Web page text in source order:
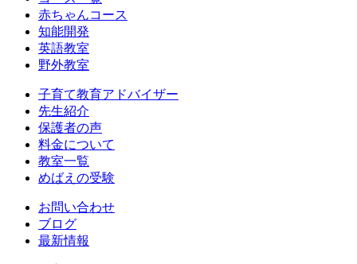
赤ちゃんコース
知能開発
英語教室
野外教室
子育て教育アドバイザー
先生紹介
保護者の声
料金について
教室一覧
めばえの受験
お問い合わせ
ブログ
最新情報